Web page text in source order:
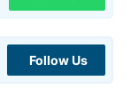
Follow Us